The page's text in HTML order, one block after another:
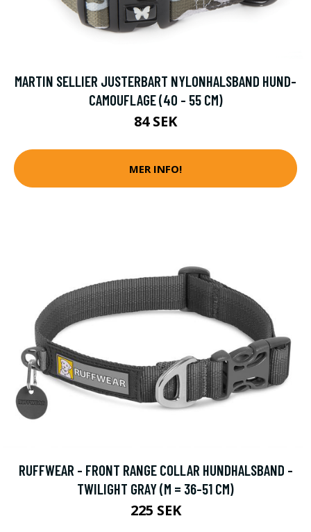
MARTIN SELLIER JUSTERBART NYLONHALSBAND HUND-
CAMOUFLAGE (40 - 55 CM)
84 SEK
MER INFO!
RUFFWEAR - FRONT RANGE COLLAR HUNDHALSBAND -
TWILIGHT GRAY (M = 36-51 CM)
225 SEK